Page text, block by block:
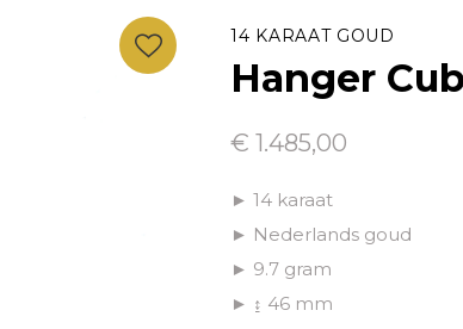
14 KARAAT GOUD
Hanger
€ 1.485,00
► 14 karaat
► Nederlands goud
► 9.7 gram
► ↨ 46 mm